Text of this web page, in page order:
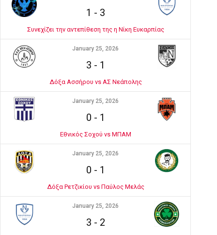
1 - 3
Συνεχίζει την αντεπίθεση της η Νίκη Ευκαρπίας
January 25, 2026
3 - 1
Δόξα Ασσήρου vs ΑΣ Νεάπολης
January 25, 2026
0 - 1
Εθνικός Σοχού vs ΜΠΑΜ
January 25, 2026
0 - 1
Δόξα Ρετζικίου vs Παύλος Μελάς
January 25, 2026
3 - 2